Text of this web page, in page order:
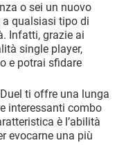
o sei un nuovo
a qualsiasi tipo di
Infatti, grazie ai
single player,
e potrai sfidare
ti offre una lunga
interessanti combo
è l’abilità
evocarne una più